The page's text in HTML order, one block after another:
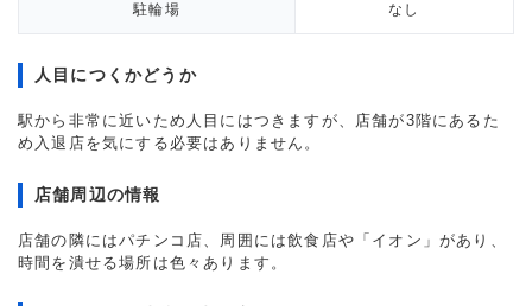
駐輪場 なし
人目につくかどうか
駅から非常に近いため人目にはつきますが、店舗が3階にあるた
め入退店を気にする必要はありません。
店舗周辺の情報
店舗の隣にはパチンコ店、周囲には飲食店や「イオン」があり、
時間を潰せる場所は色々あります。